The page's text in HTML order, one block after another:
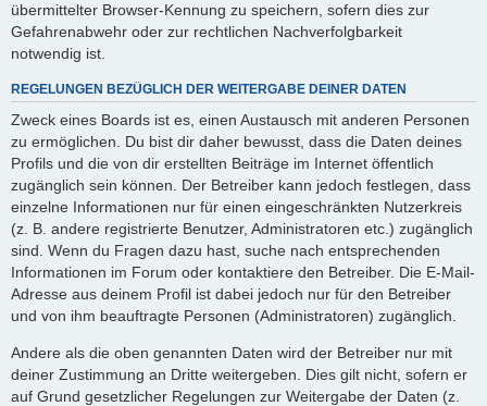
übermittelter Browser-Kennung zu speichern, sofern dies zur
Gefahrenabwehr oder zur rechtlichen Nachverfolgbarkeit
notwendig ist.
REGELUNGEN BEZÜGLICH DER WEITERGABE DEINER DATEN
Zweck eines Boards ist es, einen Austausch mit anderen Personen
zu ermöglichen. Du bist dir daher bewusst, dass die Daten deines
Profils und die von dir erstellten Beiträge im Internet öffentlich
zugänglich sein können. Der Betreiber kann jedoch festlegen, dass
einzelne Informationen nur für einen eingeschränkten Nutzerkreis
(z. B. andere registrierte Benutzer, Administratoren etc.) zugänglich
sind. Wenn du Fragen dazu hast, suche nach entsprechenden
Informationen im Forum oder kontaktiere den Betreiber. Die E-Mail-
Adresse aus deinem Profil ist dabei jedoch nur für den Betreiber
und von ihm beauftragte Personen (Administratoren) zugänglich.
Andere als die oben genannten Daten wird der Betreiber nur mit
deiner Zustimmung an Dritte weitergeben. Dies gilt nicht, sofern er
auf Grund gesetzlicher Regelungen zur Weitergabe der Daten (z.